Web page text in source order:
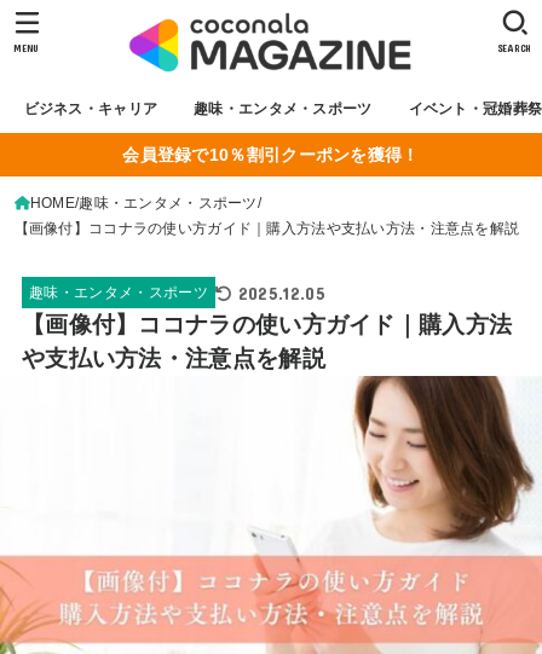
ビジネス・キャリア 趣味・エンタメ・スポーツ イベント・冠婚葬祭
SEARCH
MENU
会員登録で10％割引クーポンを獲得！
HOME 趣味・エンタメ・スポーツ
【画像付】ココナラの使い方ガイド｜購入方法や支払い方法・注意点を解説
趣味・エンタメ・スポーツ 2025.12.05
【画像付】ココナラの使い方ガイド｜購入方法
や支払い方法・注意点を解説